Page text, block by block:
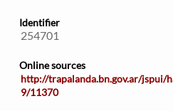
Identifier
254701
Online sources
http://trapalanda.bn.gov.ar/jspui/
9/11370